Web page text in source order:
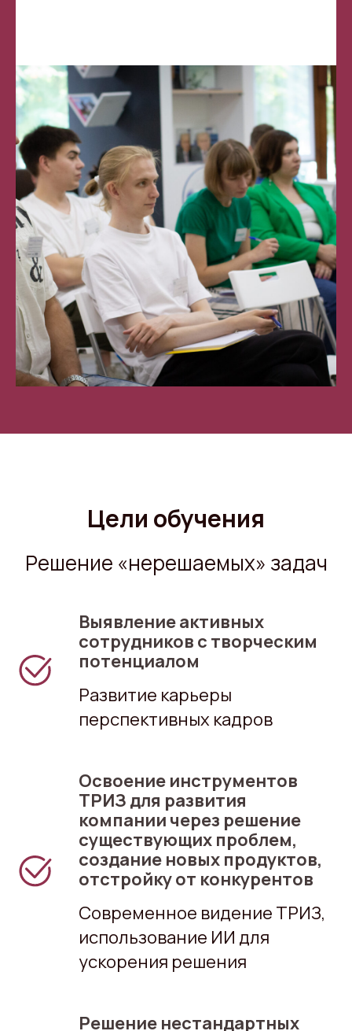
Цели обучения
Решение «нерешаемых» задач
Выявление активных
сотрудников с творческим
потенциалом
Развитие карьеры
перспективных кадров
Освоение инструментов
ТРИЗ для развития
компании через решение
существующих проблем,
создание новых продуктов,
отстройку от конкурентов
Современное видение ТРИЗ,
использование ИИ для
ускорения решения
Решение нестандартных